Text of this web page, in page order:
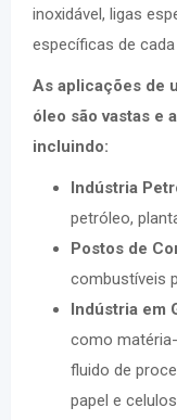
inoxidável, ligas
específicas de
As aplicações de
óleo são vastas e
incluindo:
Indústria
petróleo,
Postos de
combustíveis
Indústria em
como
fluido de
papel e